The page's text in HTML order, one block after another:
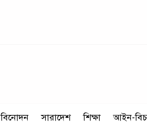
বিনোদন সারাদেশ শিক্ষা আইন-